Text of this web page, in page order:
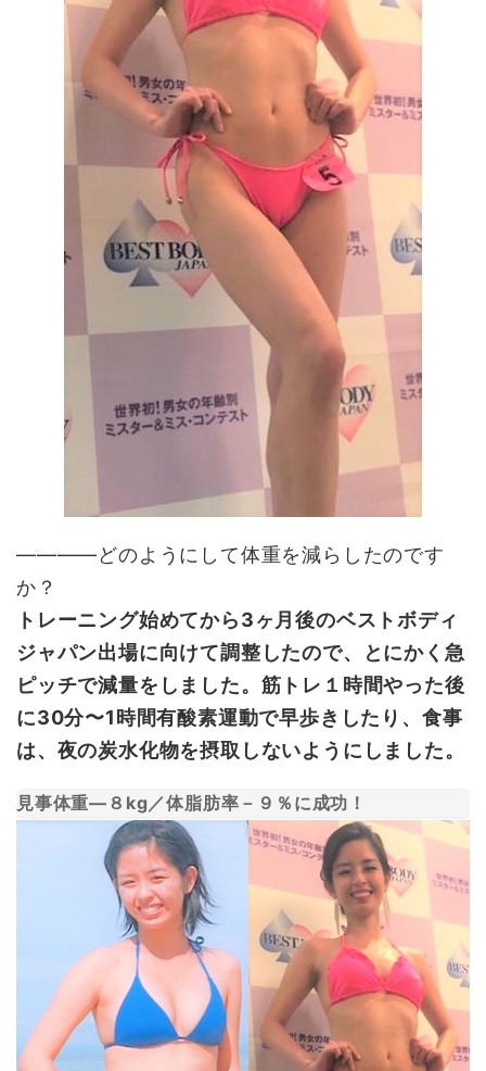
——――どのようにして体重を減らしたのです
か？
トレーニング始めてから3ヶ月後のベストボディ
ジャパン出場に向けて調整したので、とにかく急
ピッチで減量をしました。筋トレ１時間やった後
に30分〜1時間有酸素運動で早歩きしたり、食事
は、夜の炭水化物を摂取しないようにしました。
見事体重―８kg／体脂肪率－９％に成功！